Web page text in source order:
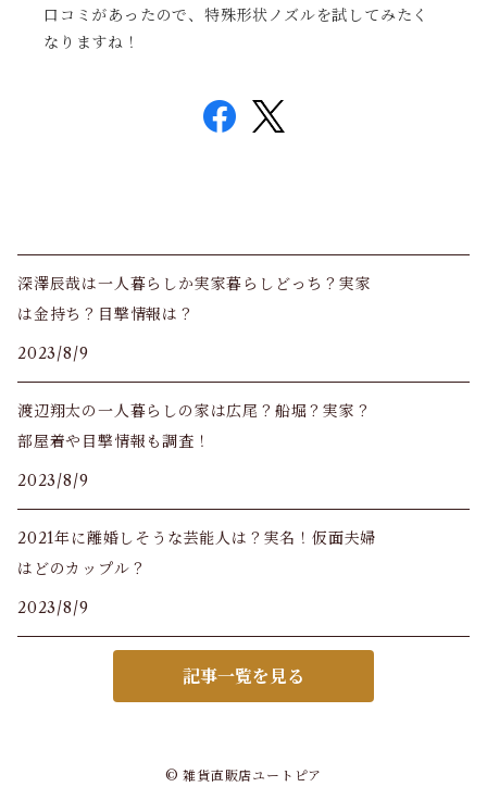
口コミがあったので、特殊形状ノズルを試してみたく
なりますね！
深澤辰哉は一人暮らしか実家暮らしどっち？実家
は金持ち？目撃情報は？
2023/8/9
渡辺翔太の一人暮らしの家は広尾？船堀？実家？
部屋着や目撃情報も調査！
2023/8/9
2021年に離婚しそうな芸能人は？実名！仮面夫婦
はどのカップル？
2023/8/9
記事一覧を見る
© 雑貨直販店ユートピア